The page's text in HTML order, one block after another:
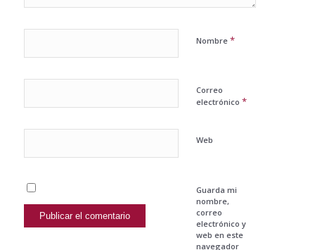
Nombre *
Correo
electrónico *
Web
Guarda mi
nombre,
correo
electrónico y
web en este
navegador